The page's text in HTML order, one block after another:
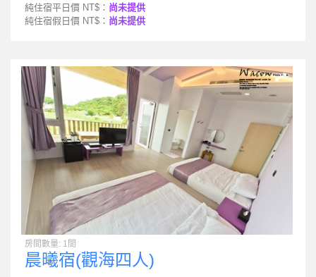
純住宿平日價 NT$： 尚未提供
純住宿假日價 NT$： 尚未提供
房間數量: 1間
晨曦宿(觀海四人)